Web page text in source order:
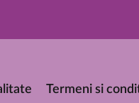
Termeni si